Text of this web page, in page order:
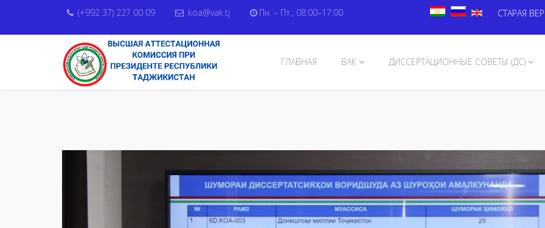
(+992 37) 227 00 09 koa@vak.tj Пн. – Пт., 08:00–17:00 СТАРАЯ
ГЛАВНАЯ ВАК ДИССЕРТАЦИОННЫЕ СОВЕТЫ (ДС)